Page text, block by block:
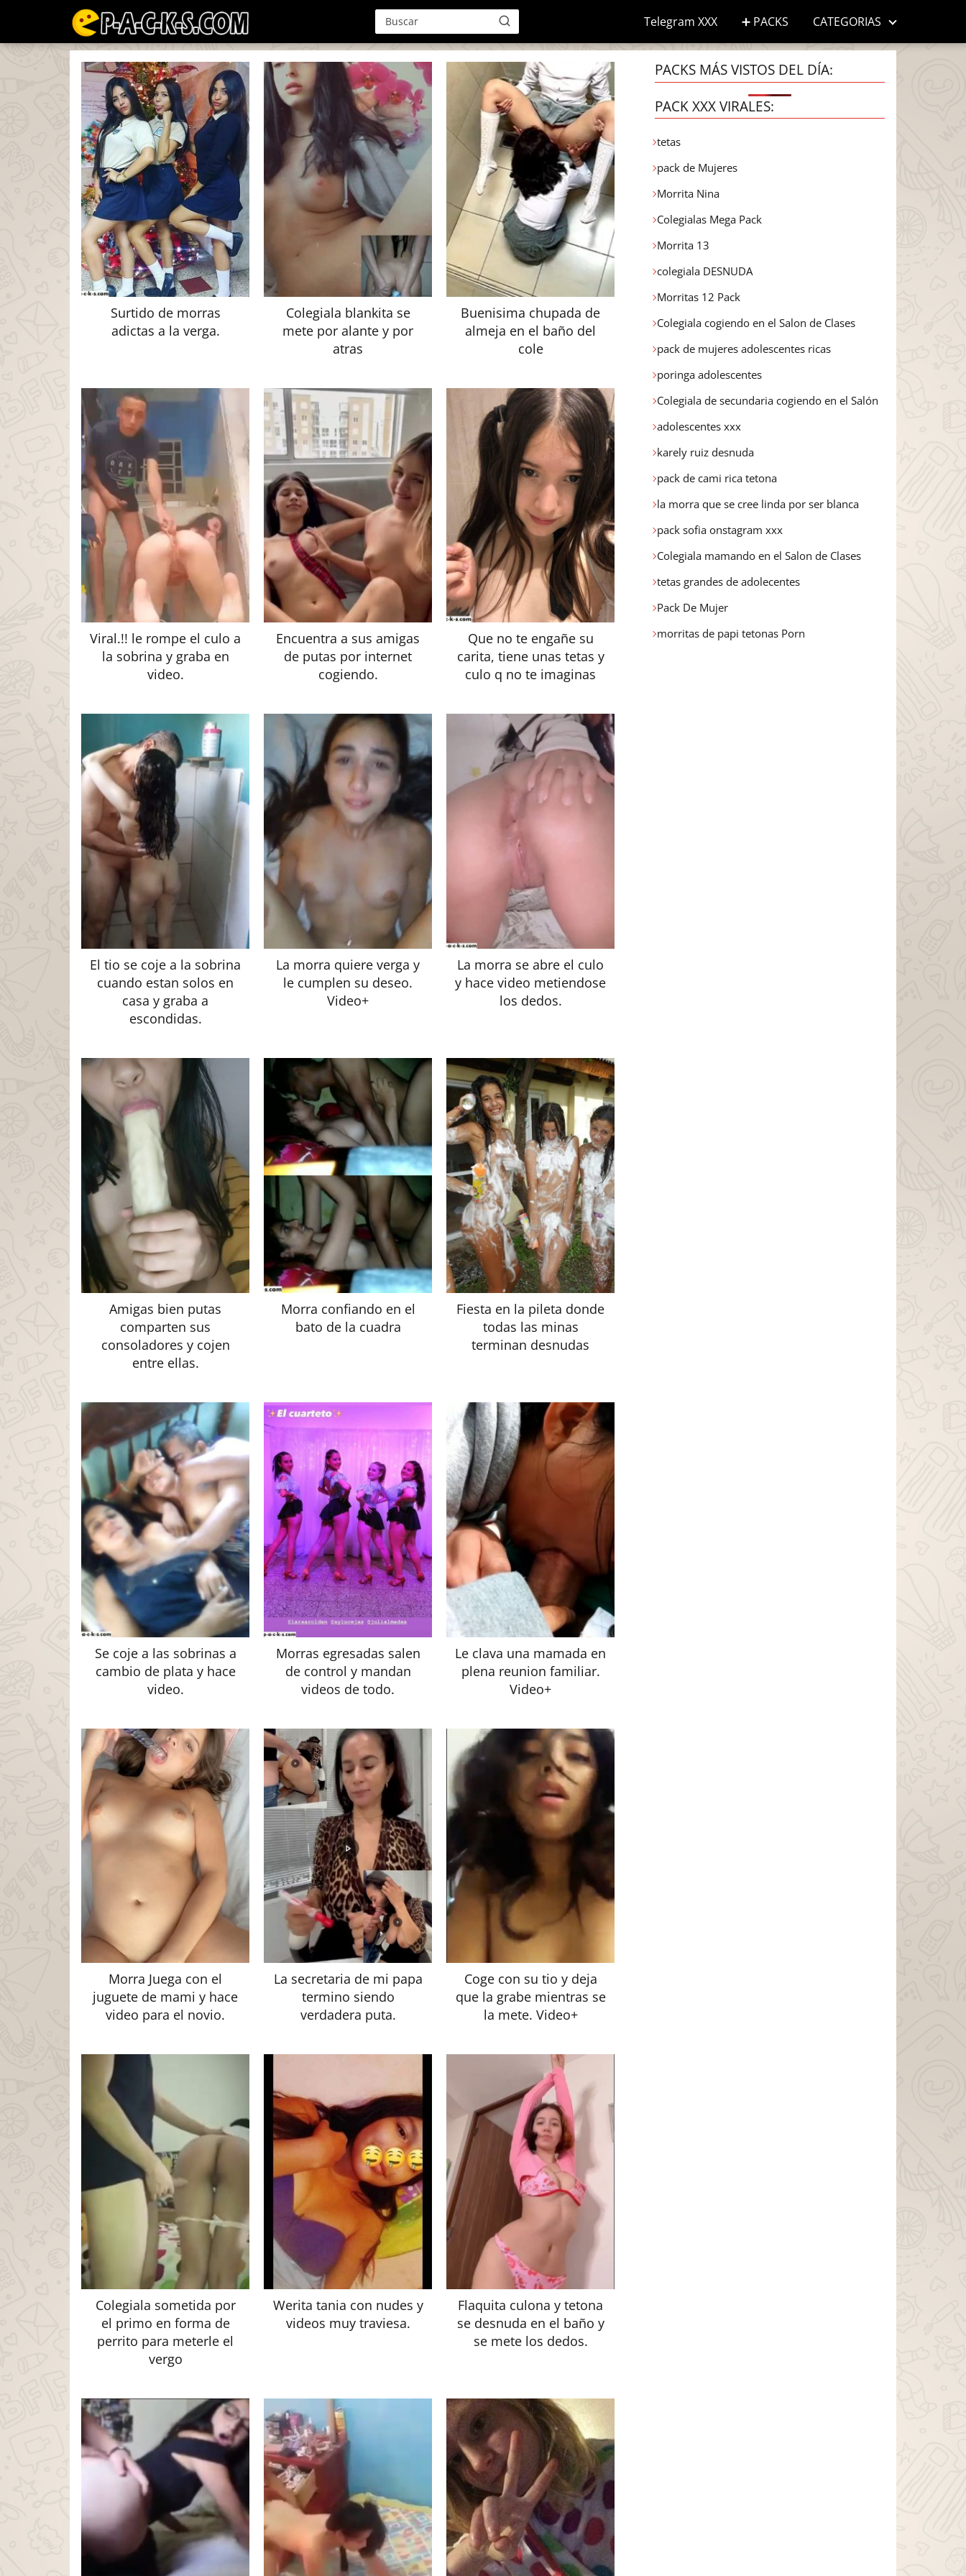
Telegram XXX ➕ PACKS CATEGORIAS
Surtido de morras
adictas a la verga.
Colegiala blankita se
mete por alante y por
atras
Buenisima chupada de
almeja en el baño del
cole
Viral.!! le rompe el culo a
la sobrina y graba en
video.
Encuentra a sus amigas
de putas por internet
cogiendo.
Que no te engañe su
carita, tiene unas tetas y
culo q no te imaginas
El tio se coje a la sobrina
cuando estan solos en
casa y graba a
escondidas.
La morra quiere verga y
le cumplen su deseo.
Video+
La morra se abre el culo
y hace video metiendose
los dedos.
Amigas bien putas
comparten sus
consoladores y cojen
entre ellas.
Morra confiando en el
bato de la cuadra
Fiesta en la pileta donde
todas las minas
terminan desnudas
Se coje a las sobrinas a
cambio de plata y hace
video.
Morras egresadas salen
de control y mandan
videos de todo.
Le clava una mamada en
plena reunion familiar.
Video+
Morra Juega con el
juguete de mami y hace
video para el novio.
La secretaria de mi papa
termino siendo
verdadera puta.
Coge con su tio y deja
que la grabe mientras se
la mete. Video+
Colegiala sometida por
el primo en forma de
perrito para meterle el
vergo
Werita tania con nudes y
videos muy traviesa.
Flaquita culona y tetona
se desnuda en el baño y
se mete los dedos.
PACKS MÁS VISTOS DEL DÍA:
PACK XXX VIRALES:
tetas
pack de Mujeres
Morrita Nina
Colegialas Mega Pack
Morrita 13
colegiala DESNUDA
Morritas 12 Pack
Colegiala cogiendo en el Salon de Clases
pack de mujeres adolescentes ricas
poringa adolescentes
Colegiala de secundaria cogiendo en el Salón
adolescentes xxx
karely ruiz desnuda
pack de cami rica tetona
la morra que se cree linda por ser blanca
pack sofia onstagram xxx
Colegiala mamando en el Salon de Clases
tetas grandes de adolecentes
Pack De Mujer
morritas de papi tetonas Porn